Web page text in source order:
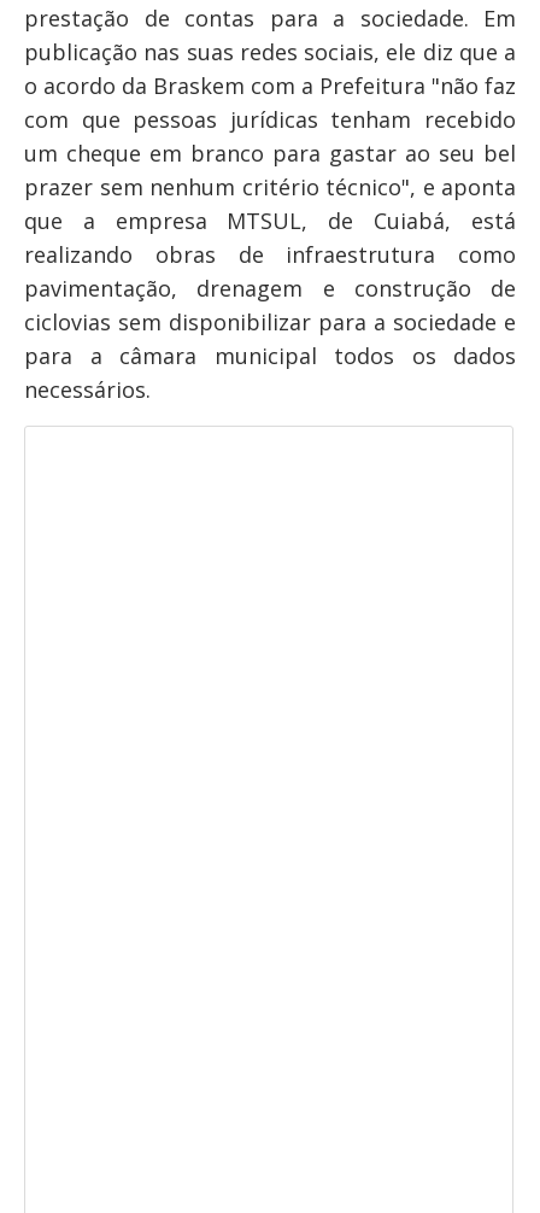
prestação de contas para a sociedade. Em
publicação nas suas redes sociais, ele diz que a
o acordo da Braskem com a Prefeitura "não faz
com que pessoas jurídicas tenham recebido
um cheque em branco para gastar ao seu bel
prazer sem nenhum critério técnico", e aponta
que a empresa MTSUL, de Cuiabá, está
realizando obras de infraestrutura como
pavimentação, drenagem e construção de
ciclovias sem disponibilizar para a sociedade e
para a câmara municipal todos os dados
necessários.